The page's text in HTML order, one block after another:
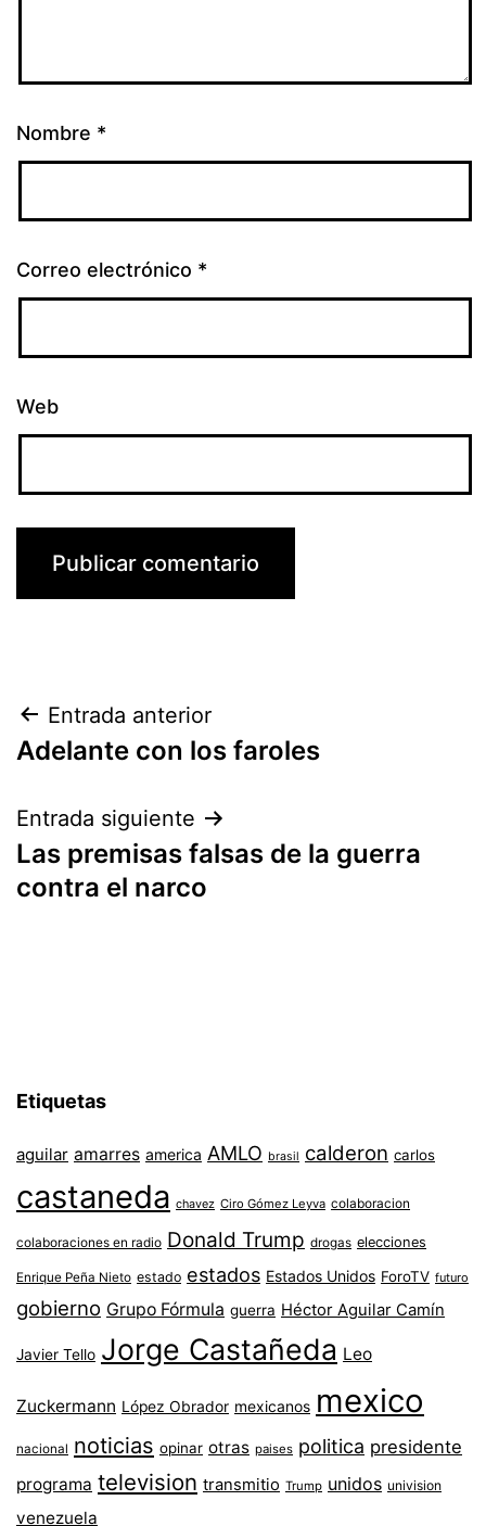
Nombre *
Correo electrónico *
Web
Navegación
de
entradas
Entrada anterior
Adelante con los faroles
Entrada siguiente
Las premisas falsas de la guerra
contra el narco
Etiquetas
aguilar amarres america AMLO brasil calderon carlos
castaneda chavez Ciro Gómez Leyva colaboracion
colaboraciones en radio Donald Trump drogas elecciones
Enrique Peña Nieto estado estados Estados Unidos ForoTV futuro
gobierno Grupo Fórmula guerra Héctor Aguilar Camín
Javier Tello Jorge Castañeda Leo
Zuckermann López Obrador mexicanos mexico
nacional noticias opinar otras paises politica presidente
programa television transmitio Trump unidos univision
venezuela